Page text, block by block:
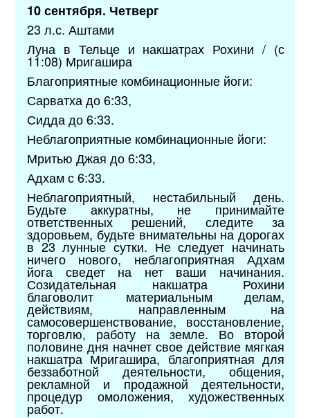
10 сентября. Четверг
23 л.с. Аштами
Луна в Тельце и накшатрах Рохини / (с
11:08) Мригашира
Благоприятные комбинационные йоги:
Сарватха до 6:33,
Сидда до 6:33.
Неблагоприятные комбинационные йоги:
Мритью Джая до 6:33,
Адхам с 6:33.
Неблагоприятный, нестабильный день.
Будьте аккуратны, не принимайте
ответственных решений, следите за
здоровьем, будьте внимательны на дорогах
в 23 лунные сутки. Не следует начинать
ничего нового, неблагоприятная Адхам
йога сведет на нет ваши начинания.
Созидательная накшатра Рохини
благоволит материальным делам,
действиям, направленным на
самосовершенствование, восстановление,
торговлю, работу на земле. Во второй
половине дня начнет свое действие мягкая
накшатра Мригашира, благоприятная для
беззаботной деятельности, общения,
рекламной и продажной деятельности,
процедур омоложения, художественных
работ.